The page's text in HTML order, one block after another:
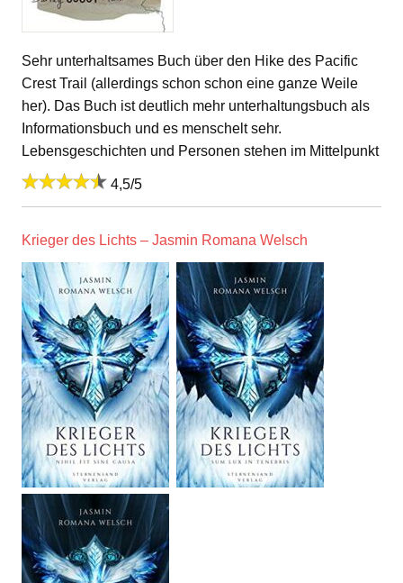
Sehr unterhaltsames Buch über den Hike des Pacific
Crest Trail (allerdings schon schon eine ganze Weile
her). Das Buch ist deutlich mehr unterhaltungsbuch als
Informationsbuch und es menschelt sehr.
Lebensgeschichten und Personen stehen im Mittelpunkt
4,5/5
Krieger des Lichts – Jasmin Romana Welsch